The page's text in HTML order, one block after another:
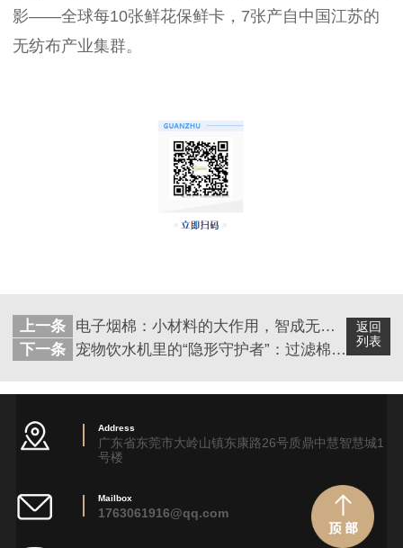
影——全球每10张鲜花保鲜卡，7张产自中国江苏的
无纺布产业集群。
返回
列表
上一条
电子烟棉：小材料的大作用，智成无纺引领高端市场
下一条
宠物饮水机里的“隐形守护者”：过滤棉如何悄悄升级全球毛孩饮水体验？
Address
广东省东莞市大岭山镇东康路26号质鼎中慧智慧城1
号楼
Mailbox
1763061916@qq.com